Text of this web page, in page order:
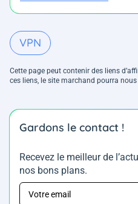
VPN
Cette page peut contenir des liens
ces liens, le site marchand pourra
Gardons le contact !
Recevez le meilleur de
nos bons plans.